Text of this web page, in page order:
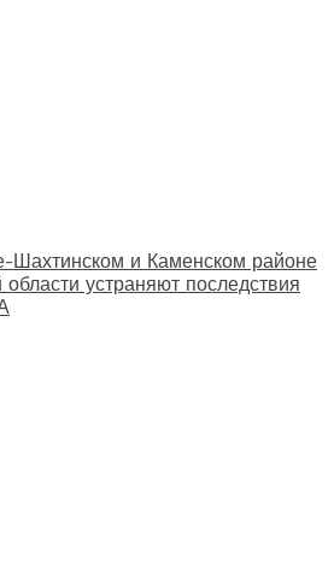
Шахтинском и Каменском районе
области устраняют последствия